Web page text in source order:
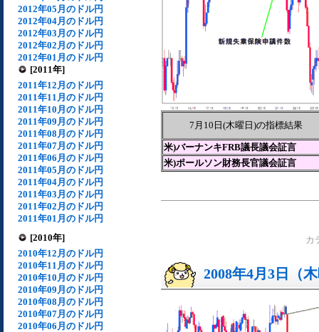
2012年05月のドル円
2012年04月のドル円
2012年03月のドル円
2012年02月のドル円
2012年01月のドル円
[2011年]
2011年12月のドル円
2011年11月のドル円
2011年10月のドル円
2011年09月のドル円
2011年08月のドル円
2011年07月のドル円
2011年06月のドル円
2011年05月のドル円
2011年04月のドル円
2011年03月のドル円
2011年02月のドル円
2011年01月のドル円
[2010年]
2010年12月のドル円
2010年11月のドル円
2010年10月のドル円
2010年09月のドル円
2010年08月のドル円
2010年07月のドル円
2010年06月のドル円
7月10日(木曜日)の指標結果
米)バーナンキFRB議長議会証言
米)ポールソン財務長官議会証言
カ
2008年4月3日（